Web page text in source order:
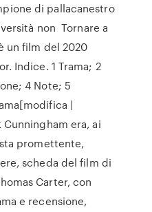
di pallacanestro
non Tornare a
un film del 2020
Indice. 1 Trama; 2
4 Note; 5
|
era, ai
promettente,
scheda del film di
Carter, con
e recensione,